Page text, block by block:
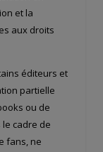
et la
aux droits
éditeurs et
partielle
ou de
cadre de
fans, ne